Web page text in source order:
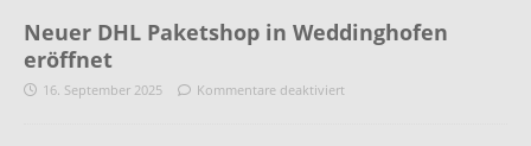
Neuer DHL Paketshop in Weddinghofen
eröffnet
16. September 2025 Kommentare deaktiviert